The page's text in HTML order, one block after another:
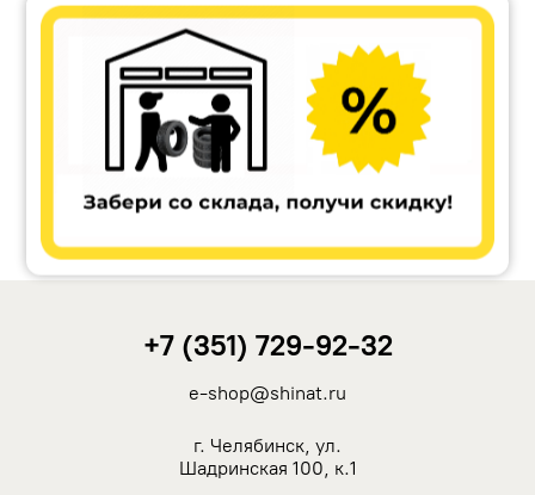
Remain
+7 (351) 729-92-32
e-shop@shinat.ru
г. Челябинск, ул.
Шадринская 100, к.1